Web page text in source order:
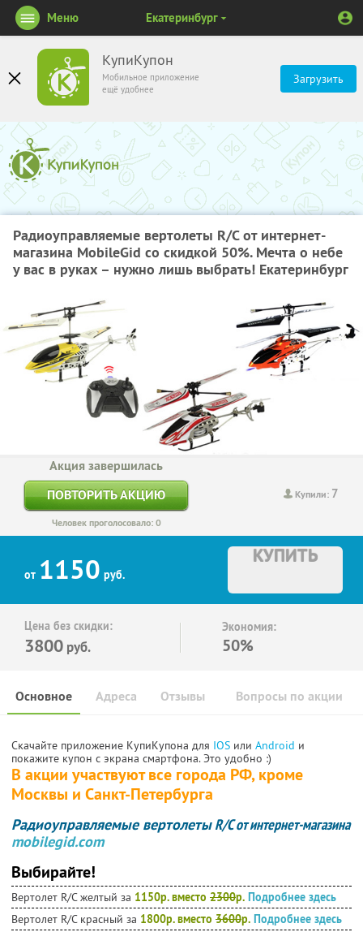
КупиКупон
Мобильное приложение
ещё удобнее
Загрузить
Меню Екатеринбург
Радиоуправляемые вертолеты R/С от интернет-
магазина MobileGid со скидкой 50%. Мечта о небе
у вас в руках – нужно лишь выбрать! Екатеринбург
Купили: 7
Акция завершилась
ПОВТОРИТЬ АКЦИЮ
Человек проголосовало: 0
от 1150 руб.
КУПИТЬ
Цена без скидки:
3800 руб.
Экономия:
50%
Основное Отзывы Вопросы по акции
Адреса
Скачайте приложение КупиКупона для IOS или Android и
покажите купон с экрана смартфона. Это удобно :)
В акции участвуют все города РФ, кроме
Москвы и Санкт-Петербурга
Радиоуправляемые вертолетыR/С от интернет-магазина
mobilegid.com
Выбирайте!
Вертолет R/C желтый за 1150р. вместо 2300р. Подробнее здесь
Вертолет R/С красный за 1800р. вместо 3600р. Подробнее здесь